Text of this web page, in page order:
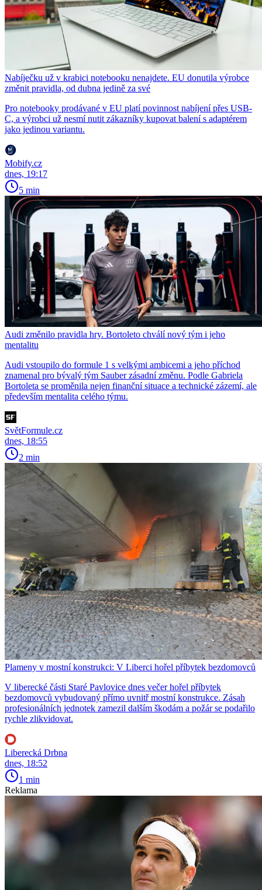
Nabíječku už v krabici notebooku nenajdete. EU donutila výrobce
změnit pravidla, od dubna jedině za své
Pro notebooky prodávané v EU platí povinnost nabíjení přes USB-
C, a výrobci už nesmí nutit zákazníky kupovat balení s adaptérem
jako jedinou variantu.
Mobify.cz
dnes, 19:17
5 min
Audi změnilo pravidla hry. Bortoleto chválí nový tým i jeho
mentalitu
Audi vstoupilo do formule 1 s velkými ambicemi a jeho příchod
znamenal pro bývalý tým Sauber zásadní změnu. Podle Gabriela
Bortoleta se proměnila nejen finanční situace a technické zázemí, ale
především mentalita celého týmu.
SvětFormule.cz
dnes, 18:55
2 min
Plameny v mostní konstrukci: V Liberci hořel příbytek bezdomovců
V liberecké části Staré Pavlovice dnes večer hořel příbytek
bezdomovců vybudovaný přímo uvnitř mostní konstrukce. Zásah
profesionálních jednotek zamezil dalším škodám a požár se podařilo
rychle zlikvidovat.
Liberecká Drbna
dnes, 18:52
1 min
Reklama